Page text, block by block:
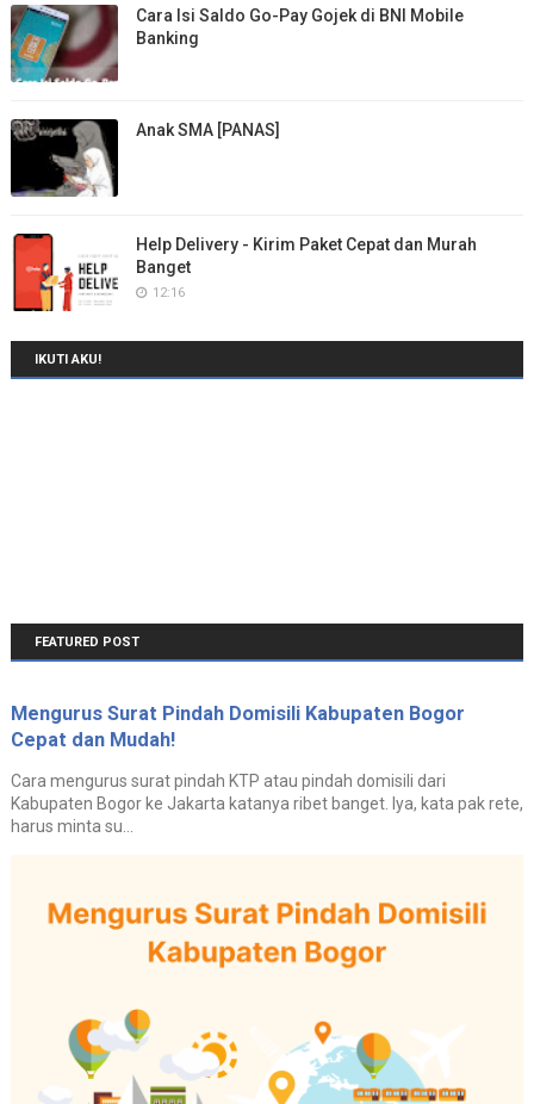
Cara Isi Saldo Go-Pay Gojek di BNI Mobile
Banking
Anak SMA [PANAS]
Help Delivery - Kirim Paket Cepat dan Murah
Banget
12:16
IKUTI AKU!
FEATURED POST
Mengurus Surat Pindah Domisili Kabupaten Bogor
Cepat dan Mudah!
Cara mengurus surat pindah KTP atau pindah domisili dari
Kabupaten Bogor ke Jakarta katanya ribet banget. Iya, kata pak rete,
harus minta su...